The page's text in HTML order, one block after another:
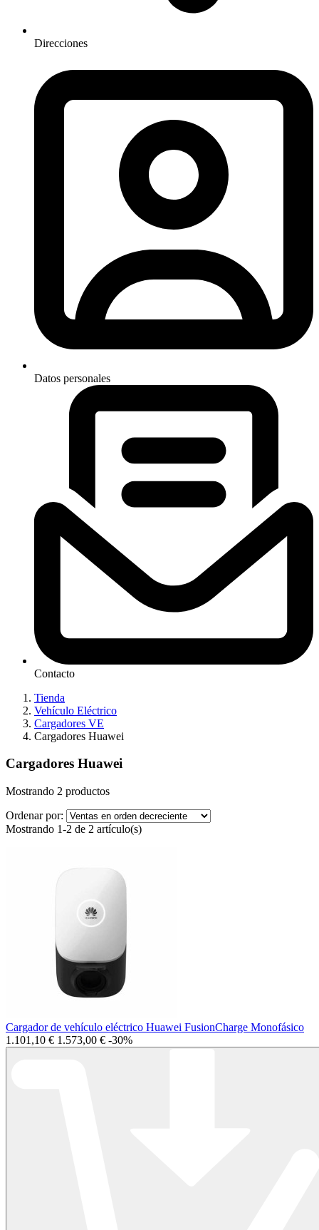
Direcciones
Datos personales
Contacto
Tienda
Vehículo Eléctrico
Cargadores VE
Cargadores Huawei
Cargadores Huawei
Mostrando 2 productos
Ordenar por:
Mostrando 1-2 de 2 artículo(s)
Cargador de vehículo eléctrico Huawei FusionCharge Monofásico
1.101,10 € 1.573,00 € -30%